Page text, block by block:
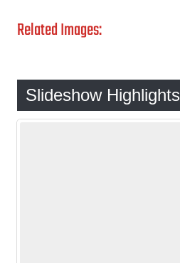
Related Images:
Slideshow Highlights